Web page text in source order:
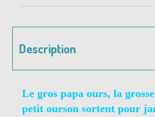
Description
Le gros papa ours, la
petit ourson sortent pour